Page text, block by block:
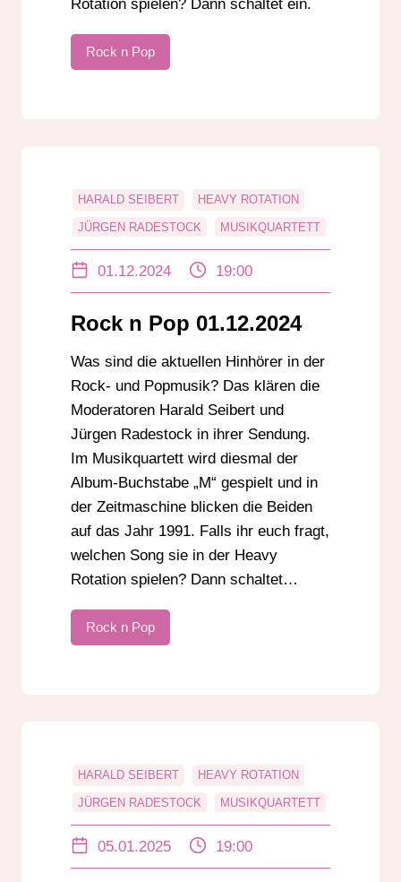
Rotation spielen? Dann schaltet ein.
Rock n Pop
HARALD SEIBERT HEAVY ROTATION
JÜRGEN RADESTOCK MUSIKQUARTETT
ZEITMASCHINE
01.12.2024 19:00
Rock n Pop 01.12.2024
Was sind die aktuellen Hinhörer in der
Rock- und Popmusik? Das klären die
Moderatoren Harald Seibert und
Jürgen Radestock in ihrer Sendung.
Im Musikquartett wird diesmal der
Album-Buchstabe „M“ gespielt und in
der Zeitmaschine blicken die Beiden
auf das Jahr 1991. Falls ihr euch fragt,
welchen Song sie in der Heavy
Rotation spielen? Dann schaltet…
Rock n Pop
HARALD SEIBERT HEAVY ROTATION
JÜRGEN RADESTOCK MUSIKQUARTETT
ZEITMASCHINE
05.01.2025 19:00